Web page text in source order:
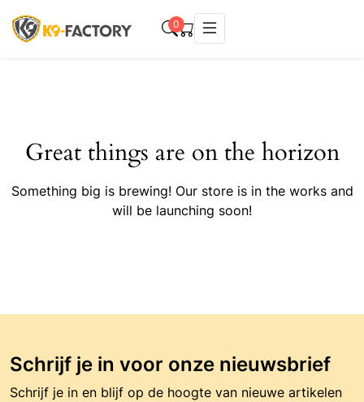
0
Great things are on the horizon
Something big is brewing! Our store is in the works and
will be launching soon!
Schrijf je in voor onze nieuwsbrief
Schrijf je in en blijf op de hoogte van nieuwe artikelen